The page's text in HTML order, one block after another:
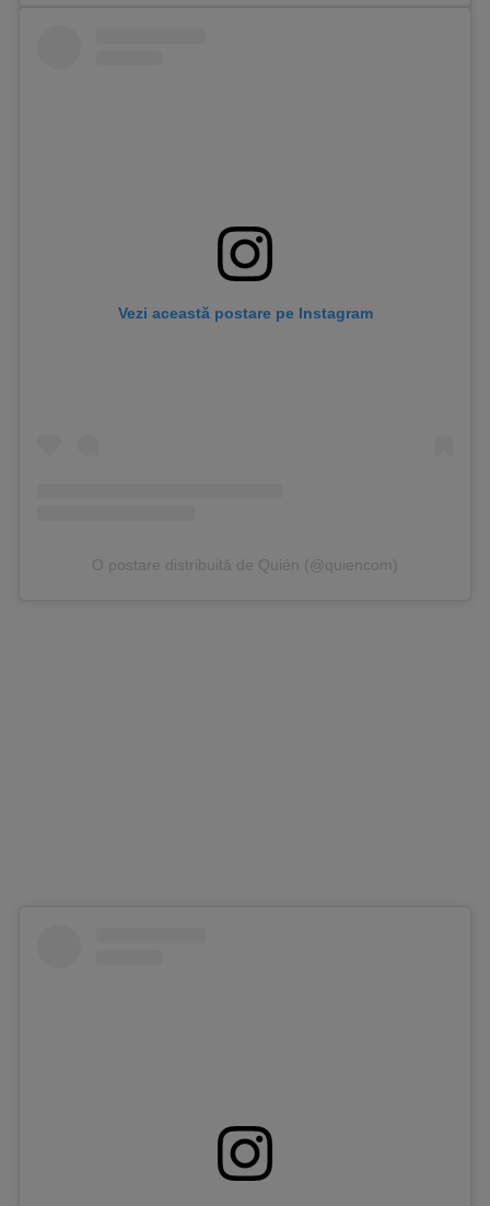
Vezi această postare pe Instagram
O postare distribuită de Quién (@quiencom)